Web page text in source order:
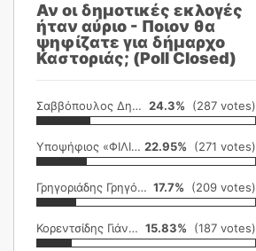
Αν οι δημοτικές εκλογές
ήταν αύριο - Ποιον θα
ψηφίζατε για δήμαρχο
Καστοριάς; (Poll Closed)
Σαββόπουλος Δημήτρης 24.3% (287 votes)
Υποψήφιος «ΦΙΛΙΚΗ ΕΤΑΙΡΕΙΑ» 22.95% (271 votes)
Γρηγοριάδης Γρηγόρης 17.7% (209 votes)
Κορεντσίδης Γιάννης 15.83% (187 votes)